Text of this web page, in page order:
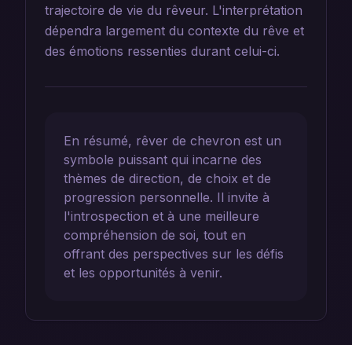
trajectoire de vie du rêveur. L'interprétation
dépendra largement du contexte du rêve et
des émotions ressenties durant celui-ci.
En résumé, rêver de chevron est un
symbole puissant qui incarne des
thèmes de direction, de choix et de
progression personnelle. Il invite à
l'introspection et à une meilleure
compréhension de soi, tout en
offrant des perspectives sur les défis
et les opportunités à venir.